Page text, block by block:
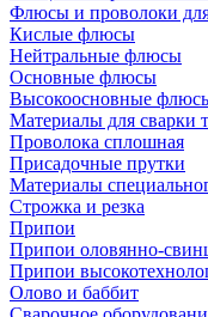
Флюсы и проволоки для
Кислые флюсы
Нейтральные флюсы
Основные флюсы
Высокоосновные
Материалы для сварки
Проволока сплошная
Присадочные прутки
Материалы
Строжка и резка
Припои
Припои оловянно-
Припои
Олово и баббит